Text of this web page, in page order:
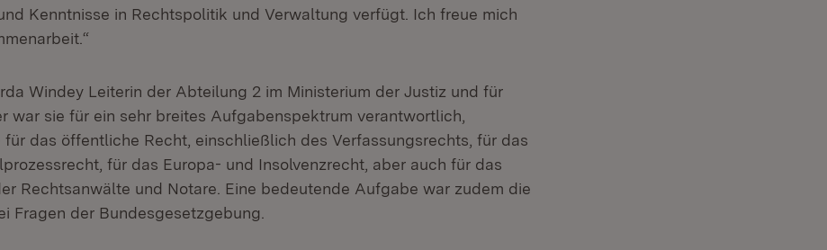
Kenntnisse in Rechtspolitik und Verwaltung verfügt. Ich freue mich
Windey Leiterin der Abteilung 2 im Ministerium der Justiz und für
war sie für ein sehr breites Aufgabenspektrum verantwortlich,
für das öffentliche Recht, einschließlich des Verfassungsrechts, für das
für das Europa- und Insolvenzrecht, aber auch für das
Rechtsanwälte und Notare. Eine bedeutende Aufgabe war zudem die
Fragen der Bundesgesetzgebung.